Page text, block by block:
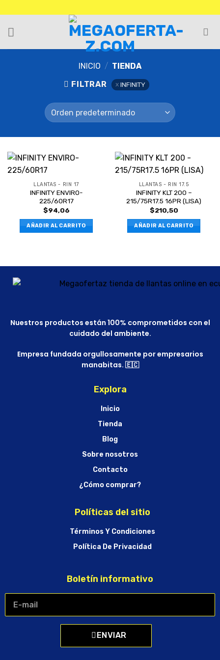
INICIO / TIENDA
FILTRAR
INFINITY
LLANTAS - RIN 17
INFINITY ENVIRO-
225/60R17
$94,06
AÑADIR AL CARRITO
LLANTAS - RIN 17.5
INFINITY KLT 200 –
215/75R17.5 16PR (LISA)
$210,50
AÑADIR AL CARRITO
Nuestros productos están 100% comprometidos con el
cuidado del ambiente.
Empresa fundada orgullosamente por empresarios
manabitas. 🇪🇨
Explora
Inicio
Tienda
Blog
Sobre nosotros
Contacto
¿Cómo comprar?
Políticas del sitio
Términos Y Condiciones
Política De Privacidad
Boletín informativo
ENVIAR